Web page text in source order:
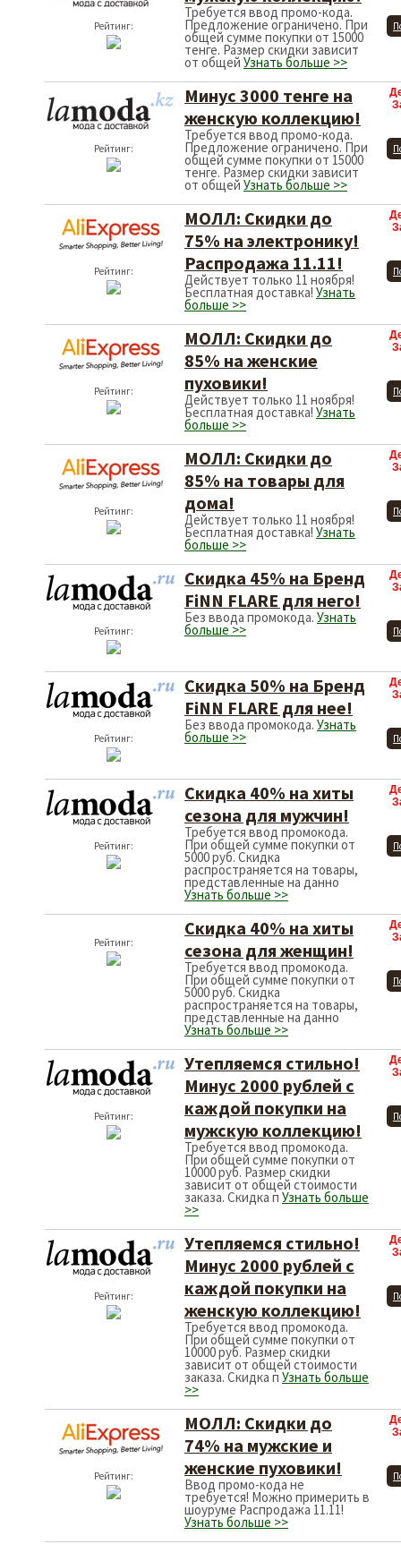
Рейтинг:
Требуется ввод промо-кода.
Предложение ограничено. При
общей сумме покупки от 15000
тенге. Размер скидки зависит
от общей Узнать больше >>
Рейтинг:
Минус 3000 тенге на
женскую коллекцию!
Требуется ввод промо-кода.
Предложение ограничено. При
общей сумме покупки от 15000
тенге. Размер скидки зависит
от общей Узнать больше >>
Рейтинг:
МОЛЛ: Скидки до
75% на электронику!
Распродажа 11.11!
Действует только 11 ноября!
Бесплатная доставка! Узнать
больше >>
Рейтинг:
МОЛЛ: Скидки до
85% на женские
пуховики!
Действует только 11 ноября!
Бесплатная доставка! Узнать
больше >>
Рейтинг:
МОЛЛ: Скидки до
85% на товары для
дома!
Действует только 11 ноября!
Бесплатная доставка! Узнать
больше >>
Рейтинг:
Скидка 45% на Бренд
FiNN FLARE для него!
Без ввода промокода. Узнать
больше >>
Рейтинг:
Скидка 50% на Бренд
FiNN FLARE для нее!
Без ввода промокода. Узнать
больше >>
Рейтинг:
Скидка 40% на хиты
сезона для мужчин!
Требуется ввод промокода.
При общей сумме покупки от
5000 руб. Скидка
распространяется на товары,
представленные на данно
Узнать больше >>
Рейтинг:
Скидка 40% на хиты
сезона для женщин!
Требуется ввод промокода.
При общей сумме покупки от
5000 руб. Скидка
распространяется на товары,
представленные на данно
Узнать больше >>
Рейтинг:
Утепляемся стильно!
Минус 2000 рублей с
каждой покупки на
мужскую коллекцию!
Требуется ввод промокода.
При общей сумме покупки от
10000 руб. Размер скидки
зависит от общей стоимости
заказа. Скидка п Узнать больше
>>
Рейтинг:
Утепляемся стильно!
Минус 2000 рублей с
каждой покупки на
женскую коллекцию!
Требуется ввод промокода.
При общей сумме покупки от
10000 руб. Размер скидки
зависит от общей стоимости
заказа. Скидка п Узнать больше
>>
Рейтинг:
МОЛЛ: Скидки до
74% на мужские и
женские пуховики!
Ввод промо-кода не
требуется! Можно примерить в
шоуруме Распродажа 11.11!
Узнать больше >>